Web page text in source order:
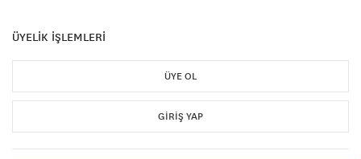
ÜYELİK İŞLEMLERİ
ÜYE OL
GIRIŞ YAP